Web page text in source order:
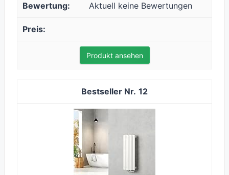
Aktuell keine Bewertungen
Produkt ansehen
12